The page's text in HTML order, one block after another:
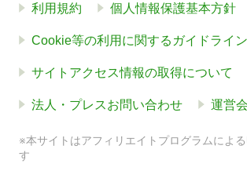
利用規約 個人情報保護基本方針
Cookie等の利用に関するガイドライン
サイトアクセス情報の取得について
法人・プレスお問い合わせ 運営
※本サイトはアフィリエイトプログラムによ
す